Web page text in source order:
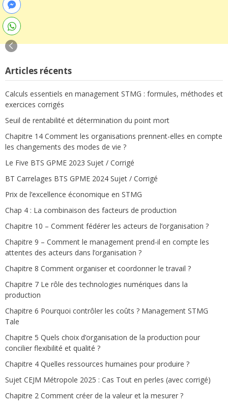
Articles récents
Calculs essentiels en management STMG : formules, méthodes et
exercices corrigés
Seuil de rentabilité et détermination du point mort
Chapitre 14 Comment les organisations prennent-elles en compte
les changements des modes de vie ?
Le Five BTS GPME 2023 Sujet / Corrigé
BT Carrelages BTS GPME 2024 Sujet / Corrigé
Prix de l’excellence économique en STMG
Chap 4 : La combinaison des facteurs de production
Chapitre 10 – Comment fédérer les acteurs de l’organisation ?
Chapitre 9 – Comment le management prend-il en compte les
attentes des acteurs dans l’organisation ?
Chapitre 8 Comment organiser et coordonner le travail ?
Chapitre 7 Le rôle des technologies numériques dans la
production
Chapitre 6 Pourquoi contrôler les coûts ? Management STMG
Tale
Chapitre 5 Quels choix d’organisation de la production pour
concilier flexibilité et qualité ?
Chapitre 4 Quelles ressources humaines pour produire ?
Sujet CEJM Métropole 2025 : Cas Tout en perles (avec corrigé)
Chapitre 2 Comment créer de la valeur et la mesurer ?